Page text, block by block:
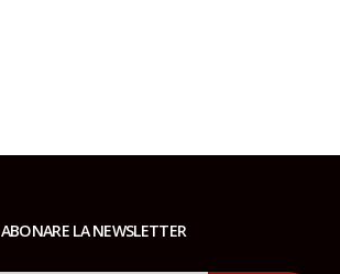
ABONARE LA NEWSLETTER